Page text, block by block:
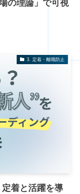
の理論」で可視
3. 定着・離職防止
着と活躍を導